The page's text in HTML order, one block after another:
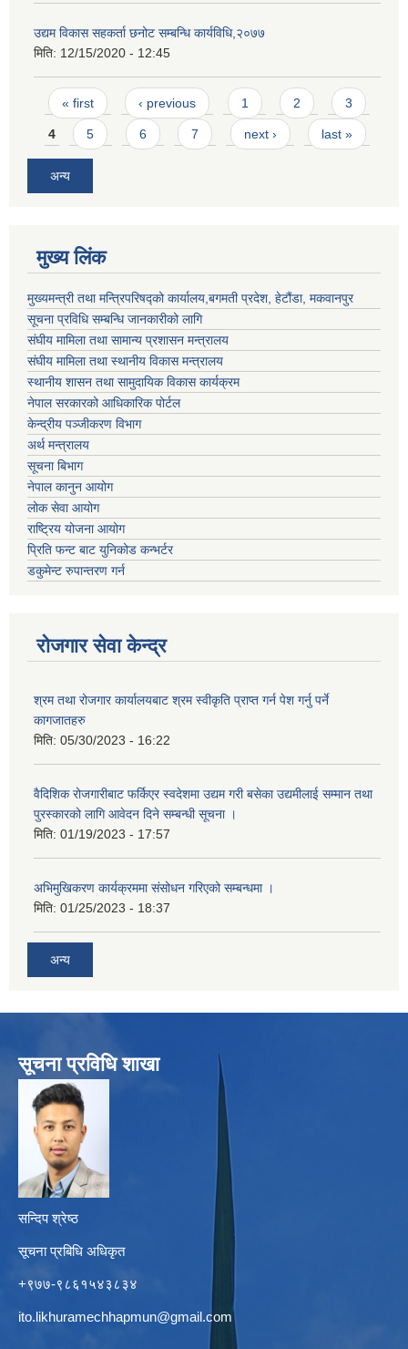
उद्यम विकास सहकर्ता छनोट सम्बन्धि कार्यविधि,२०७७
मिति: 12/15/2020 - 12:45
Pages
« first ‹ previous 1 2 3
4 5 6 7 next › last »
अन्य
मुख्य लिंक
मुख्यमन्त्री तथा मन्त्रिपरिषद्को कार्यालय,बगमती प्रदेश, हेटौंडा, मकवानपुर
सूचना प्रविधि सम्बन्धि जानकारीको लागि
संघीय मामिला तथा सामान्य प्रशासन मन्त्रालय
संघीय मामिला तथा स्थानीय विकास मन्त्रालय
स्थानीय शासन तथा सामुदायिक विकास कार्यक्रम
नेपाल सरकारको आधिकारिक पोर्टल
केन्द्रीय पञ्जीकरण विभाग
अर्थ मन्त्रालय
सूचना बिभाग
नेपाल कानुन आयोग
लोक सेवा आयोग
राष्ट्रिय योजना आयोग
प्रिति फन्ट बाट युनिकोड कन्भर्टर
डकुमेन्ट रुपान्तरण गर्न
रोजगार सेवा केन्द्र
श्रम तथा रोजगार कार्यालयबाट श्रम स्वीकृति प्राप्त गर्न पेश गर्नु पर्ने
कागजातहरु
मिति: 05/30/2023 - 16:22
वैदिशिक रोजगारीबाट फर्किएर स्वदेशमा उद्यम गरी बसेका उद्यमीलाई सम्मान तथा
पुरस्कारको लागि आवेदन दिने सम्बन्धी सूचना ।
मिति: 01/19/2023 - 17:57
अभिमुखिकरण कार्यक्रममा संसोधन गरिएको सम्बन्धमा ।
मिति: 01/25/2023 - 18:37
अन्य
सूचना प्रविधि शाखा
सन्दिप श्रेष्ठ
सूचना प्रबिधि अधिकृत
+९७७-९८६१५४३८३४
ito.likhuramechhapmun@gmail.com